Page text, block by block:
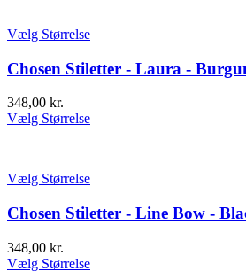
Vælg Størrelse
Chosen Stiletter - Laura -
348,00 kr.
Vælg Størrelse
Vælg Størrelse
Chosen Stiletter - Line Bow -
348,00 kr.
Vælg Størrelse